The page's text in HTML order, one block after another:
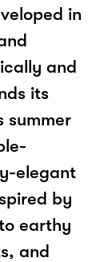
in
and
its
summer
elegant
by
earthy
and